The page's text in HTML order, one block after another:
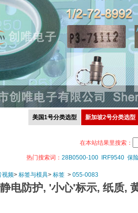
美国1号分类选型 新加坡2号分类选型
在本站结果里搜索：
热门搜索词： 28B0500-100 IRF9540 保
视频> 标签与模具> 标签 > 055-0083
电防护, '小心'标示, 纸质,